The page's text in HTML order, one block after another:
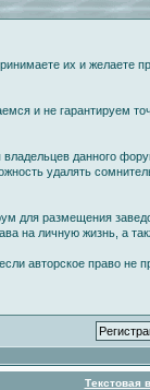
их и желаете
и не гарантируем
данного
удалять
для размещения
на личную жизнь, а
авторское право не
Текстовая